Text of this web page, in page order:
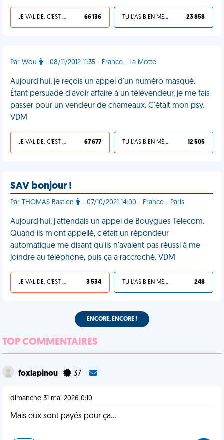
JE VALIDE, C'EST UNE VDM 66 136 TU L'AS BIEN MÉRITÉ 23 858
Par Wou - 08/11/2012 11:35 - France - La Motte
Aujourd'hui, je reçois un appel d'un numéro masqué.
Étant persuadé d'avoir affaire à un télévendeur, je me fais
passer pour un vendeur de chameaux. C'était mon psy.
VDM
JE VALIDE, C'EST UNE VDM 67 677 TU L'AS BIEN MÉRITÉ 12 505
SAV bonjour !
Par THOMAS Bastien - 07/10/2021 14:00 - France - Paris
Aujourd'hui, j'attendais un appel de Bouygues Telecom.
Quand ils m'ont appellé, c'était un répondeur
automatique me disant qu'ils n'avaient pas réussi à me
joindre au téléphone, puis ça a raccroché. VDM
JE VALIDE, C'EST UNE VDM 3 534 TU L'AS BIEN MÉRITÉ 248
ENCORE, ENCORE !
TOP COMMENTAIRES
foxlapinou 37
dimanche 31 mai 2026 0:10
Mais eux sont payés pour ça…